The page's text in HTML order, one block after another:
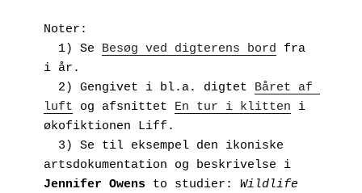
Noter:
  1) Se
Besøg ved digterens bord fra
i år.
  2) Gengivet i bl.a. digtet
Båret af
luft og afsnittet En tur i klitten i
økofiktionen Liff.
Jennifer Owens to studier: Wildlife